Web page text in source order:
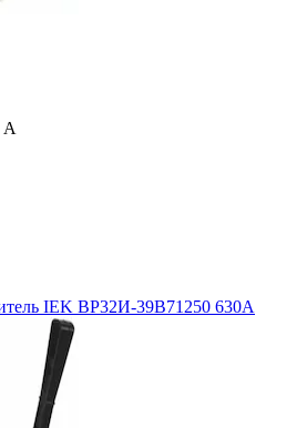
А
IEK ВР32И-39B71250 630А